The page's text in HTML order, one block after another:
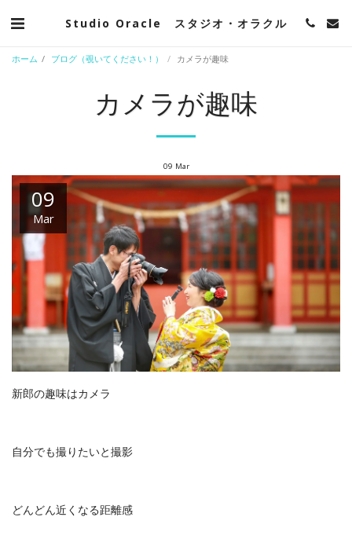
Studio Oracle スタジオ・オラクル
ホーム ブログ（覗いてください！） カメラが趣味
カメラが趣味
09 Mar
09
Mar
新郎の趣味はカメラ
自分でも撮りたいと撮影
どんどん近くなる距離感